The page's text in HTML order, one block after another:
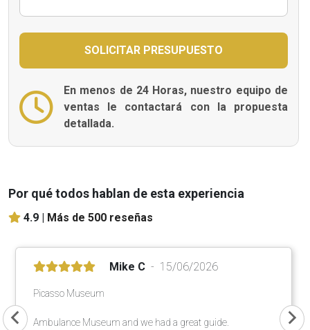
En menos de 24 Horas, nuestro equipo de
ventas le contactará con la propuesta
detallada.
Por qué todos hablan de esta experiencia
4.9 | Más de 500 reseñas
Mike C 15/06/2026
Picasso Museum
Ambulance Museum and we had a great guide.